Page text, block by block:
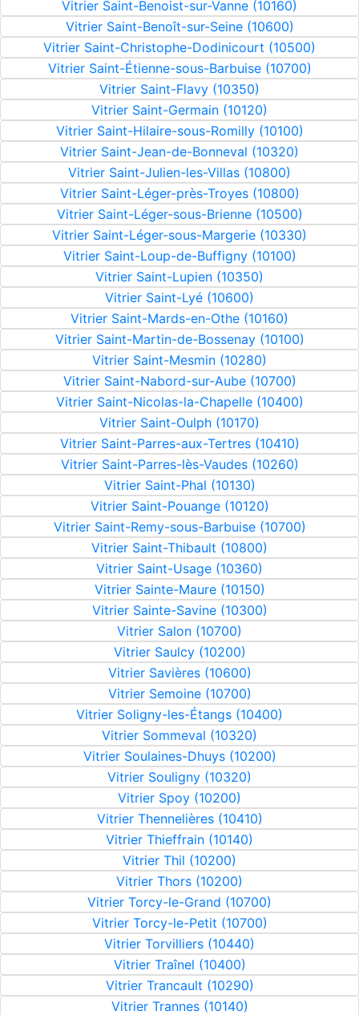
Vitrier Saint-Benoist-sur-Vanne (10160)
Vitrier Saint-Benoît-sur-Seine (10600)
Vitrier Saint-Christophe-Dodinicourt (10500)
Vitrier Saint-Étienne-sous-Barbuise (10700)
Vitrier Saint-Flavy (10350)
Vitrier Saint-Germain (10120)
Vitrier Saint-Hilaire-sous-Romilly (10100)
Vitrier Saint-Jean-de-Bonneval (10320)
Vitrier Saint-Julien-les-Villas (10800)
Vitrier Saint-Léger-près-Troyes (10800)
Vitrier Saint-Léger-sous-Brienne (10500)
Vitrier Saint-Léger-sous-Margerie (10330)
Vitrier Saint-Loup-de-Buffigny (10100)
Vitrier Saint-Lupien (10350)
Vitrier Saint-Lyé (10600)
Vitrier Saint-Mards-en-Othe (10160)
Vitrier Saint-Martin-de-Bossenay (10100)
Vitrier Saint-Mesmin (10280)
Vitrier Saint-Nabord-sur-Aube (10700)
Vitrier Saint-Nicolas-la-Chapelle (10400)
Vitrier Saint-Oulph (10170)
Vitrier Saint-Parres-aux-Tertres (10410)
Vitrier Saint-Parres-lès-Vaudes (10260)
Vitrier Saint-Phal (10130)
Vitrier Saint-Pouange (10120)
Vitrier Saint-Remy-sous-Barbuise (10700)
Vitrier Saint-Thibault (10800)
Vitrier Saint-Usage (10360)
Vitrier Sainte-Maure (10150)
Vitrier Sainte-Savine (10300)
Vitrier Salon (10700)
Vitrier Saulcy (10200)
Vitrier Savières (10600)
Vitrier Semoine (10700)
Vitrier Soligny-les-Étangs (10400)
Vitrier Sommeval (10320)
Vitrier Soulaines-Dhuys (10200)
Vitrier Souligny (10320)
Vitrier Spoy (10200)
Vitrier Thennelières (10410)
Vitrier Thieffrain (10140)
Vitrier Thil (10200)
Vitrier Thors (10200)
Vitrier Torcy-le-Grand (10700)
Vitrier Torcy-le-Petit (10700)
Vitrier Torvilliers (10440)
Vitrier Traînel (10400)
Vitrier Trancault (10290)
Vitrier Trannes (10140)